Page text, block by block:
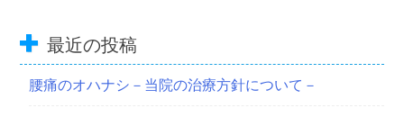
最近の投稿
腰痛のオハナシ－当院の治療方針について－